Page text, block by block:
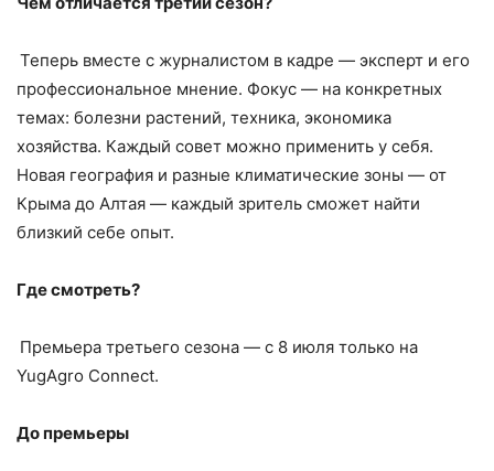
Теперь вместе с журналистом в кадре — эксперт и его
профессиональное мнение. Фокус — на конкретных
темах: болезни растений, техника, экономика
хозяйства. Каждый совет можно применить у себя.
Новая география и разные климатические зоны — от
Крыма до Алтая — каждый зритель сможет найти
близкий себе опыт.
Где смотреть?
Премьера третьего сезона — с 8 июля только на
YugAgro Connect.
До премьеры